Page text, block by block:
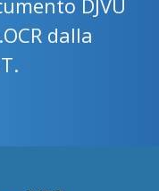
dalla